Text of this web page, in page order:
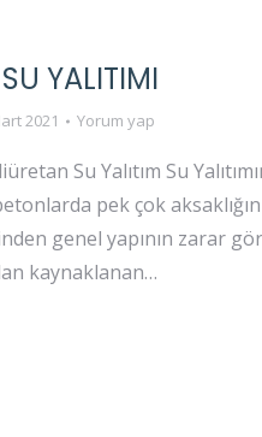
YALITIMI
2021 Yorum yap
Su Yalıtım Su
pek çok
genel yapının zarar
kaynaklanan…